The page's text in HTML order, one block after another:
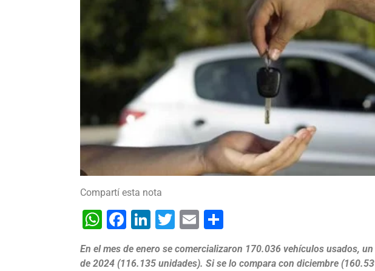
Compartí esta nota
WhatsApp
Facebook
LinkedIn
Twitter
Email
En el mes de enero se comercializaron 170.036 vehículos usados,
de 2024 (116.135 unidades). Si se lo compara con diciembre